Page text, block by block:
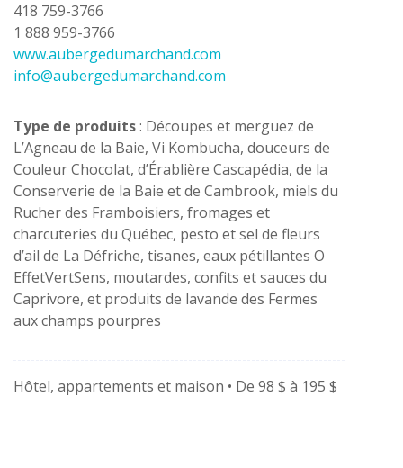
418 759-3766
1 888 959-3766
www.aubergedumarchand.com
info@aubergedumarchand.com
Type de produits: Découpes et merguez de
L’Agneau de la Baie, Vi Kombucha, douceurs de
Couleur Chocolat, d’Érablière Cascapédia, de la
Conserverie de la Baie et de Cambrook, miels du
Rucher des Framboisiers, fromages et
charcuteries du Québec, pesto et sel de fleurs
d’ail de La Défriche, tisanes, eaux pétillantes O
EffetVertSens, moutardes, confits et sauces du
Caprivore, et produits de lavande des Fermes
aux champs pourpres
Hôtel, appartements et maison • De 98 $ à 195 $